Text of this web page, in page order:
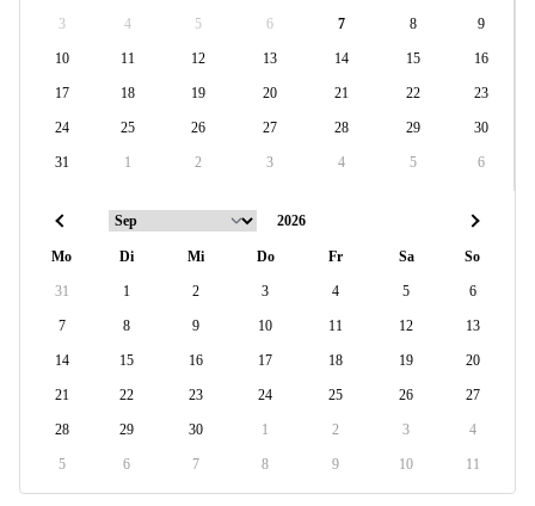
3 4 5 6 7 8 9
10 11 12 13 14 15 16
17 18 19 20 21 22 23
24 25 26 27 28 29 30
31 1 2 3 4 5 6
Mo Di Mi Do Fr Sa So
31 1 2 3 4 5 6
7 8 9 10 11 12 13
14 15 16 17 18 19 20
21 22 23 24 25 26 27
28 29 30 1 2 3 4
5 6 7 8 9 10 11